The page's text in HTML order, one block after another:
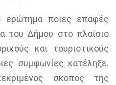
ερώτημα ποιες επαφές
του Δήμου στο πλαίσιο
και τουριστικούς
συμφωνίες κατέληξε.
σκοπός της